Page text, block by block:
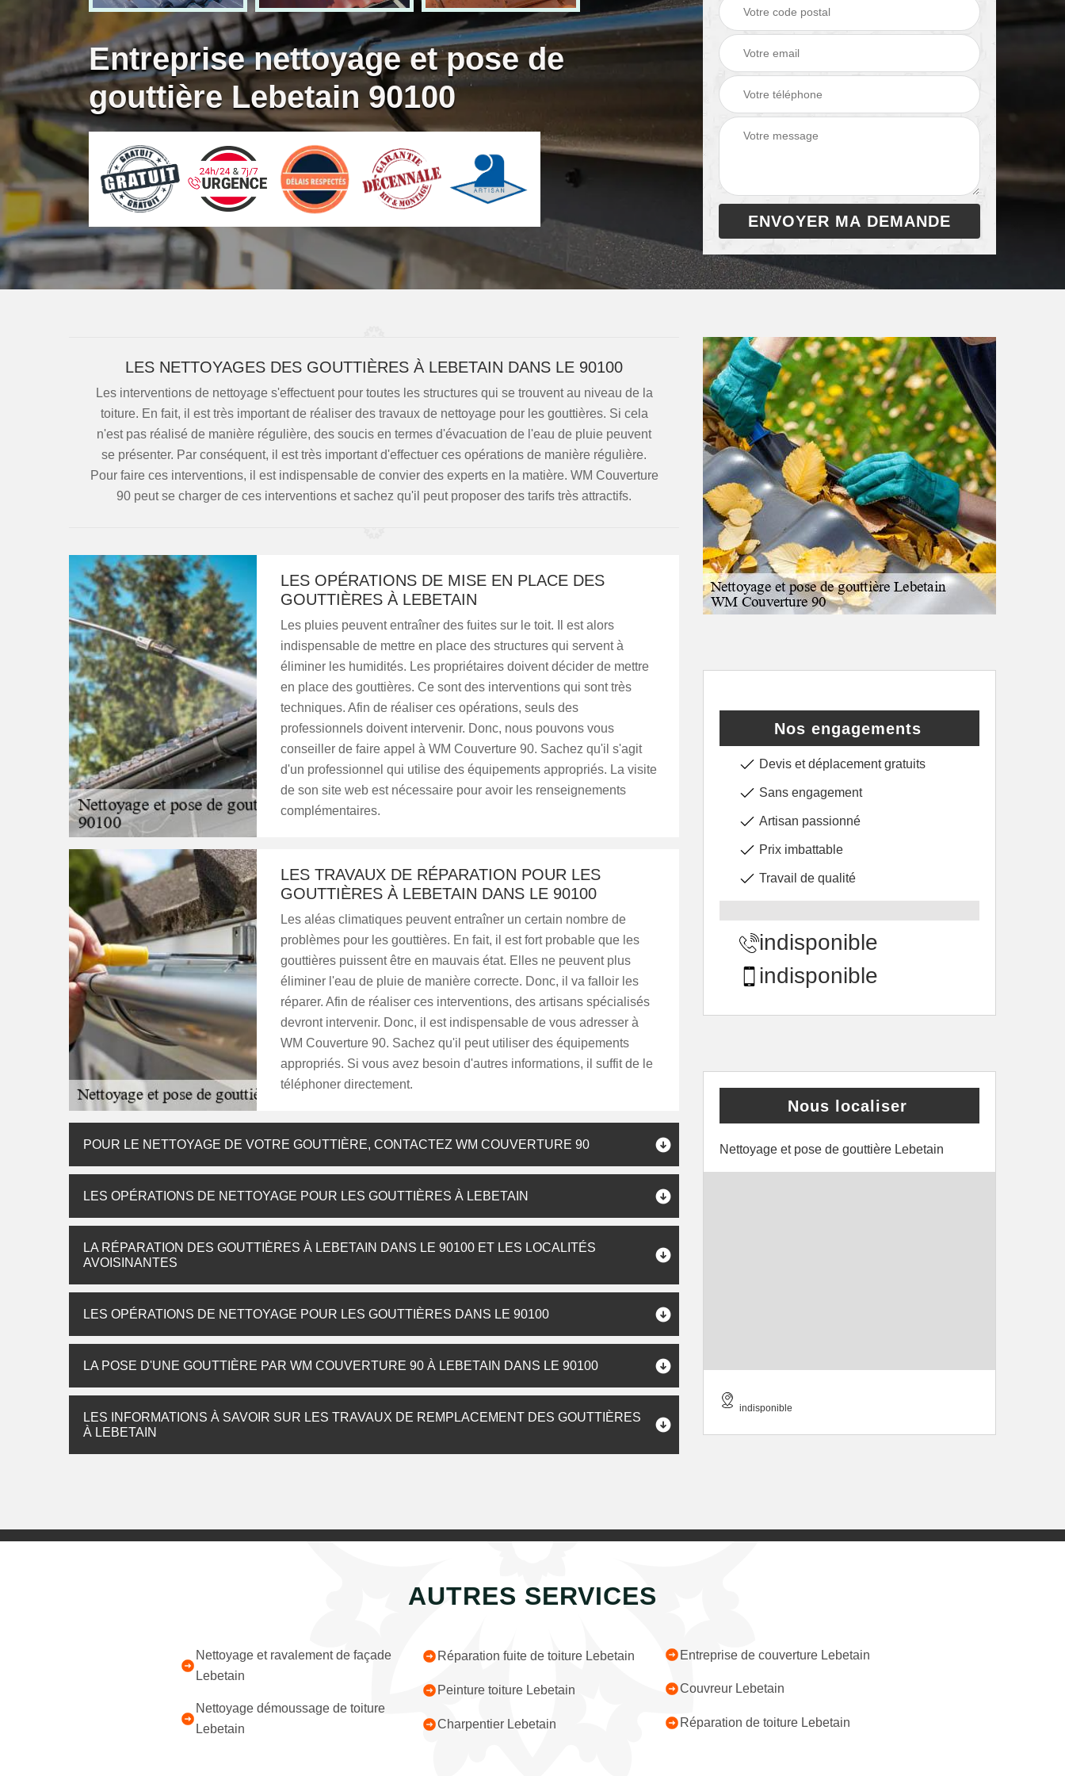
Entreprise nettoyage et pose de
gouttière Lebetain 90100
LES NETTOYAGES DES GOUTTIÈRES À LEBETAIN DANS LE 90100
Les interventions de nettoyage s'effectuent pour toutes les structures qui se trouvent au niveau de la
toiture. En fait, il est très important de réaliser des travaux de nettoyage pour les gouttières. Si cela
n'est pas réalisé de manière régulière, des soucis en termes d'évacuation de l'eau de pluie peuvent
se présenter. Par conséquent, il est très important d'effectuer ces opérations de manière régulière.
Pour faire ces interventions, il est indispensable de convier des experts en la matière. WM Couverture
90 peut se charger de ces interventions et sachez qu'il peut proposer des tarifs très attractifs.
LES OPÉRATIONS DE MISE EN PLACE DES
GOUTTIÈRES À LEBETAIN
Les pluies peuvent entraîner des fuites sur le toit. Il est alors
indispensable de mettre en place des structures qui servent à
éliminer les humidités. Les propriétaires doivent décider de mettre
en place des gouttières. Ce sont des interventions qui sont très
techniques. Afin de réaliser ces opérations, seuls des
professionnels doivent intervenir. Donc, nous pouvons vous
conseiller de faire appel à WM Couverture 90. Sachez qu'il s'agit
d'un professionnel qui utilise des équipements appropriés. La visite
de son site web est nécessaire pour avoir les renseignements
complémentaires.
LES TRAVAUX DE RÉPARATION POUR LES
GOUTTIÈRES À LEBETAIN DANS LE 90100
Les aléas climatiques peuvent entraîner un certain nombre de
problèmes pour les gouttières. En fait, il est fort probable que les
gouttières puissent être en mauvais état. Elles ne peuvent plus
éliminer l'eau de pluie de manière correcte. Donc, il va falloir les
réparer. Afin de réaliser ces interventions, des artisans spécialisés
devront intervenir. Donc, il est indispensable de vous adresser à
WM Couverture 90. Sachez qu'il peut utiliser des équipements
appropriés. Si vous avez besoin d'autres informations, il suffit de le
téléphoner directement.
POUR LE NETTOYAGE DE VOTRE GOUTTIÈRE, CONTACTEZ WM COUVERTURE 90
LES OPÉRATIONS DE NETTOYAGE POUR LES GOUTTIÈRES À LEBETAIN
LA RÉPARATION DES GOUTTIÈRES À LEBETAIN DANS LE 90100 ET LES LOCALITÉS
AVOISINANTES
LES OPÉRATIONS DE NETTOYAGE POUR LES GOUTTIÈRES DANS LE 90100
LA POSE D'UNE GOUTTIÈRE PAR WM COUVERTURE 90 À LEBETAIN DANS LE 90100
LES INFORMATIONS À SAVOIR SUR LES TRAVAUX DE REMPLACEMENT DES GOUTTIÈRES
À LEBETAIN
Nos engagements
Devis et déplacement gratuits
Sans engagement
Artisan passionné
Prix imbattable
Travail de qualité
indisponible
indisponible
Nous localiser
Nettoyage et pose de gouttière Lebetain
indisponible
AUTRES SERVICES
Nettoyage et ravalement de façade
Lebetain
Nettoyage démoussage de toiture
Lebetain
Réparation fuite de toiture Lebetain
Peinture toiture Lebetain
Charpentier Lebetain
Entreprise de couverture Lebetain
Couvreur Lebetain
Réparation de toiture Lebetain